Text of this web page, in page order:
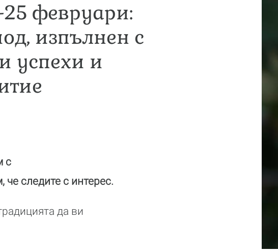
февруари:
изпълнен с
успехи и
с
следите с интерес.
да ви